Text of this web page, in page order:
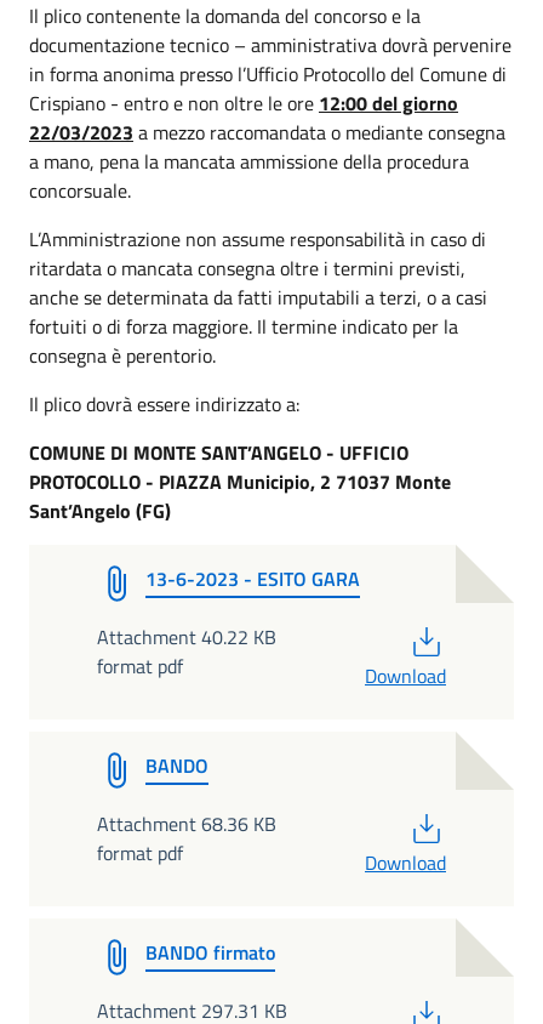
Il plico contenente la domanda del concorso e la
documentazione tecnico – amministrativa dovrà pervenire
in forma anonima presso l’Ufficio Protocollo del Comune di
Crispiano - entro e non oltre le ore 12:00 del giorno
22/03/2023 a mezzo raccomandata o mediante consegna
a mano, pena la mancata ammissione della procedura
concorsuale.
L’Amministrazione non assume responsabilità in caso di
ritardata o mancata consegna oltre i termini previsti,
anche se determinata da fatti imputabili a terzi, o a casi
fortuiti o di forza maggiore. Il termine indicato per la
consegna è perentorio.
Il plico dovrà essere indirizzato a:
COMUNE DI MONTE SANT’ANGELO - UFFICIO
PROTOCOLLO - PIAZZA Municipio, 2 71037 Monte
Sant’Angelo (FG)
13-6-2023 - ESITO GARA
Attachment 40.22 KB
format pdf
Download
BANDO
Attachment 68.36 KB
format pdf
Download
BANDO firmato
Attachment 297.31 KB